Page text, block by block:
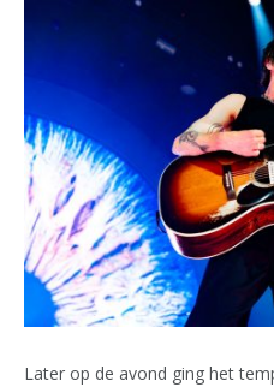
Later op de avond ging het